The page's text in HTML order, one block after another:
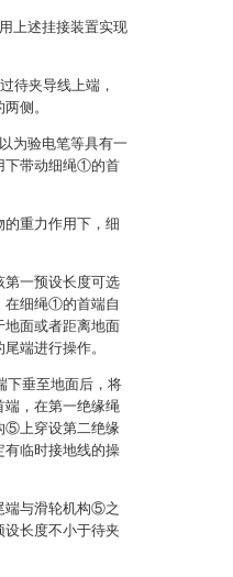
上述挂接装置实现
待夹导线上端，
侧。
为验电笔等具有一
下带动细绳①的首
重力作用下，细
一预设长度可选
在细绳①的首端自
面或者距离地面
端进行操作。
下垂至地面后，将
，在第一绝缘绳
⑤上穿设第二绝缘
临时接地线的操
与滑轮机构⑤之
设长度不小于待夹